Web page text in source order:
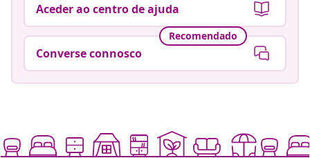
Aceder ao centro de ajuda
Recomendado
Converse connosco